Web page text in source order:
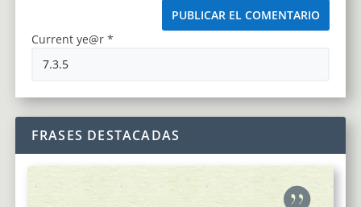
Current ye@r *
FRASES DESTACADAS